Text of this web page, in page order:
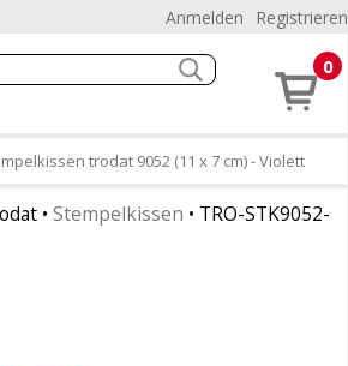
Anmelden Registrieren
0
trodat 9052 (11 x 7 cm) - Violett
• Stempelkissen • TRO-STK9052-